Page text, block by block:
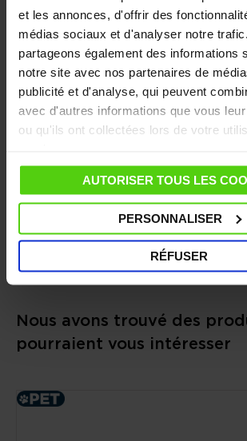
et les annonces, d'offrir des
médias sociaux et d'analyser notre
partageons également des informations
notre site avec nos partenaires de
publicité et d'analyse, qui peuvent
avec d'autres informations que vous
ou qu'ils ont collectées lors de votre
AUTORISER TOUS LES
PERSONNALISER
RÉFUSER
CARACTÉRISTIQUES
DONNÉES TECHNIQUES
ACCESSOIRES INCLUS
FAQ - QUESTIONS FRÉQUENTES
AUTRES INFORMATIONS UTILES
Nous avons trouvé des
pourraient vous intéresser